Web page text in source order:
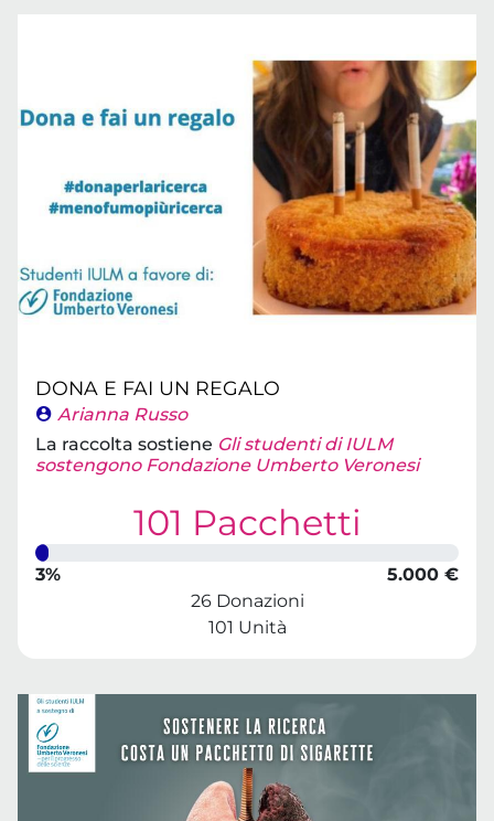
DONA E FAI UN REGALO
Arianna Russo
La raccolta sostiene Gli studenti di IULM
sostengono Fondazione Umberto Veronesi
101 Pacchetti
3%
5.000 €
26 Donazioni
101 Unità